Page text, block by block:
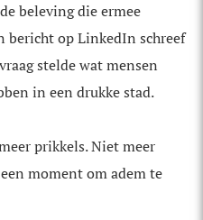
beleving die ermee
bericht op LinkedIn schreef
stelde wat mensen
in een drukke stad.
prikkels. Niet meer
moment om adem te